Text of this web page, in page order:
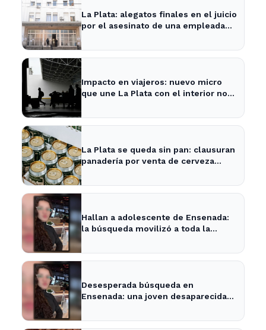
La Plata: alegatos finales en el juicio
por el asesinato de una empleada
Impacto en viajeros: nuevo micro
que une La Plata con el interior no
La Plata se queda sin pan: clausuran
panadería por venta de cerveza
Hallan a adolescente de Ensenada:
la búsqueda movilizó a toda la
Desesperada búsqueda en
Ensenada: una joven desaparecida